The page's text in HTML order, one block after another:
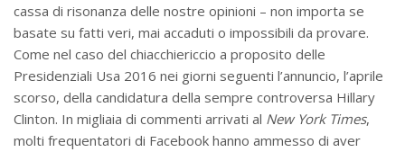
cassa di risonanza delle nostre opinioni – non importa se
basate su fatti veri, mai accaduti o impossibili da provare.
Come nel caso del chiacchiericcio a proposito delle
Presidenziali Usa 2016 nei giorni seguenti l’annuncio, l’aprile
scorso, della candidatura della sempre controversa Hillary
Clinton. In migliaia di commenti arrivati al New York Times,
molti frequentatori di Facebook hanno ammesso di aver